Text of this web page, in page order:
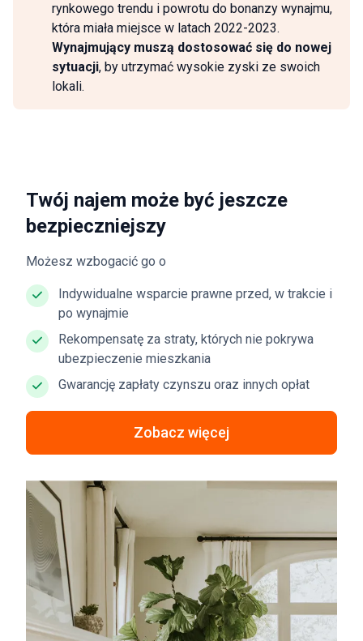
rynkowego trendu i powrotu do bonanzy wynajmu,
która miała miejsce w latach 2022-2023.
Wynajmujący muszą dostosować się do nowej
sytuacji, by utrzymać wysokie zyski ze swoich
lokali.
Twój najem może być jeszcze
bezpieczniejszy
Możesz wzbogacić go o
Indywidualne wsparcie prawne przed, w trakcie i
po wynajmie
Rekompensatę za straty, których nie pokrywa
ubezpieczenie mieszkania
Gwarancję zapłaty czynszu oraz innych opłat
Zobacz więcej